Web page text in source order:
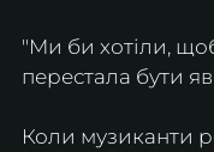
"Ми би хотіли,
перестала бути
Коли музиканти